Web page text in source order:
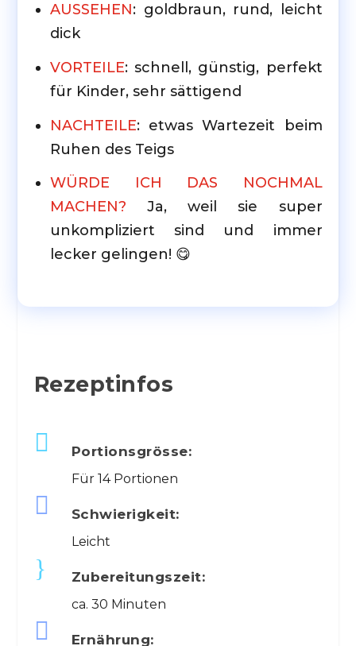
AUSSEHEN: goldbraun, rund, leicht
dick
VORTEILE: schnell, günstig, perfekt
für Kinder, sehr sättigend
NACHTEILE: etwas Wartezeit beim
Ruhen des Teigs
WÜRDE ICH DAS NOCHMAL
MACHEN? Ja, weil sie super
unkompliziert sind und immer
lecker gelingen! 😋
Rezeptinfos
 Portionsgrösse:
Für 14 Portionen
 Schwierigkeit:
Leicht
} Zubereitungszeit:
ca. 30 Minuten
 Ernährung: